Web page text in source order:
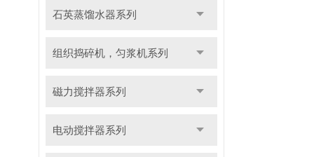
石英蒸馏水器系列
组织捣碎机，匀浆机系列
磁力搅拌器系列
电动搅拌器系列